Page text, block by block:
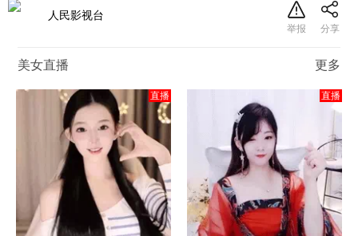
人民影视台
美女直播 更多
直播 直播